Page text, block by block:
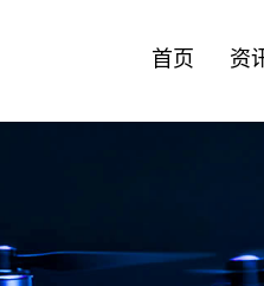
首页 资